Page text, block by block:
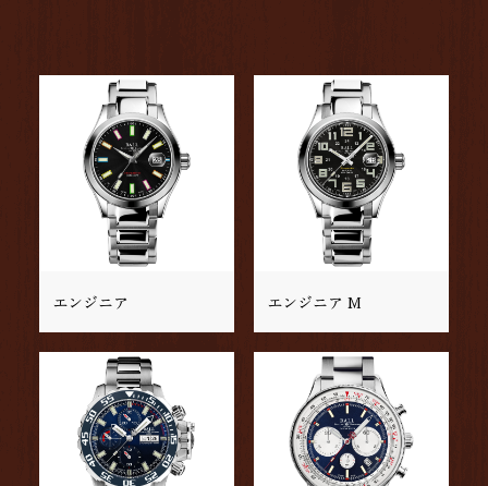
エンジニア エンジニア M